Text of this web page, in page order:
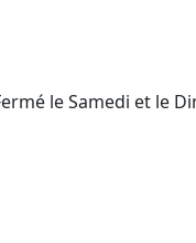
le Samedi et le